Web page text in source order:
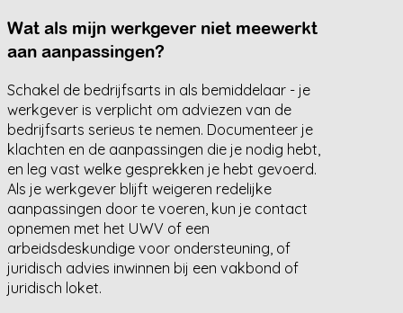
Wat als mijn werkgever niet meewerkt
aan aanpassingen?
Schakel de bedrijfsarts in als bemiddelaar - je
werkgever is verplicht om adviezen van de
bedrijfsarts serieus te nemen. Documenteer je
klachten en de aanpassingen die je nodig hebt,
en leg vast welke gesprekken je hebt gevoerd.
Als je werkgever blijft weigeren redelijke
aanpassingen door te voeren, kun je contact
opnemen met het UWV of een
arbeidsdeskundige voor ondersteuning, of
juridisch advies inwinnen bij een vakbond of
juridisch loket.